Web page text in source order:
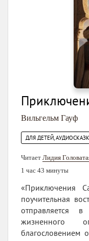
Вильгельм Гауф
ДЛЯ ДЕТЕЙ,
Читает Лидия
1 час 43 минуты
«Приключения
поучительная
отправляется
жизненного
благословением